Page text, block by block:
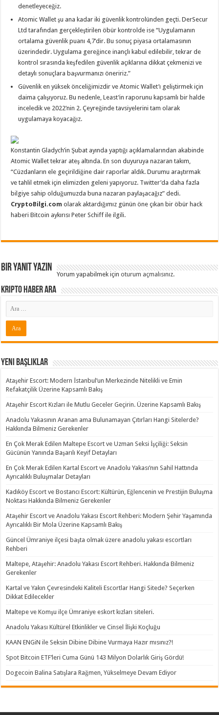
denetleyeceğiz.
Atomic Wallet şu ana kadar iki güvenlik kontrolünden geçti. DerSecur
Ltd tarafından gerçekleştirilen öbür kontrolde ise “Uygulamanın
ortalama güvenlik puanı 4,7’dir. Bu sonuç piyasa ortalamasının
üzerindedir. Uygulama gereğince inançlı kabul edilebilir, tekrar de
kontrol sırasında keşfedilen güvenlik açıklarına dikkat çekmenizi ve
detaylı sonuçlara başvurmanızı öneririz.”
Güvenlik en yüksek önceliğimizdir ve Atomic Wallet’ı geliştirmek için
daima çalışıyoruz. Bu nedenle, Least’in raporunu kapsamlı bir halde
inceledik ve 2022’nin 2. Çeyreğinde tavsiyelerini tam olarak
uygulamaya koyacağız.
Konstantin Gladych’in Şubat ayında yaptığı açıklamalarından akabinde
Atomic Wallet tekrar ateş altında. En son duyuruya nazaran takım,
“Cüzdanların ele geçirildiğine dair raporlar aldık. Durumu araştırmak
ve tahlil etmek için elimizden geleni yapıyoruz. Twitter’da daha fazla
bilgiye sahip olduğumuzda buna nazaran paylaşacağız” dedi.
CryptoBilgi.com olarak aktardığımız günün öne çıkan bir öbür hack
haberi Bitcoin aykırısı Peter Schiff ile ilgili.
Bir yanıt yazın
Yorum yapabilmek içinoturum açmalısınız.
Kripto Haber ARA
Yeni Başlıklar
Ataşehir Escort: Modern İstanbul’un Merkezinde Nitelikli ve Emin
Refakatçilik Üzerine Kapsamlı Bakış
Ataşehir Escort Kızları ile Mutlu Geceler Geçirin. Üzerine Kapsamlı Bakış
Anadolu Yakasının Aranan ama Bulunamayan Çıtırları Hangi Sitelerde?
Hakkında Bilmeniz Gerekenler
En Çok Merak Edilen Maltepe Escort ve Uzman Seksi İşçiliği: Seksin
Gücünün Yanında Başarılı Keyif Detayları
En Çok Merak Edilen Kartal Escort ve Anadolu Yakası’nın Sahil Hattında
Ayrıcalıklı Buluşmalar Detayları
Kadıköy Escort ve Bostancı Escort: Kültürün, Eğlencenin ve Prestijin Buluşma
Noktası Hakkında Bilmeniz Gerekenler
Ataşehir Escort ve Anadolu Yakası Escort Rehberi: Modern Şehir Yaşamında
Ayrıcalıklı Bir Mola Üzerine Kapsamlı Bakış
Güncel Ümraniye ilçesi başta olmak üzere anadolu yakası escortları
Rehberi
Maltepe, Ataşehir: Anadolu Yakası Escort Rehberi. Hakkında Bilmeniz
Gerekenler
Kartal ve Yakın Çevresindeki Kaliteli Escortlar Hangi Sitede? Seçerken
Dikkat Edilecekler
Maltepe ve Komşu ilçe Ümraniye eskort kızları siteleri.
Anadolu Yakası Kültürel Etkinlikler ve Cinsel İlişki Koçluğu
KAAN ENGiN ile Seksin Dibine Dibine Vurmaya Hazır mısınız?!
Spot Bitcoin ETF’leri Cuma Günü 143 Milyon Dolarlık Giriş Gördü!
Dogecoin Balina Satışlara Rağmen, Yükselmeye Devam Ediyor